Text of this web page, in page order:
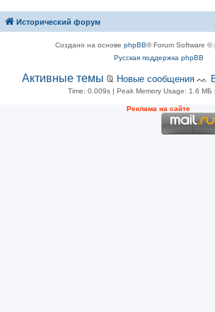
Исторический форум
Создано на основе phpBB® Forum Software ©
Русская поддержка phpBB
Активные темы Ҩ Новые сообщения ᨕ
Time: 0.009s| Peak Memory Usage: 1.6 МБ
Рeклама на сaйте